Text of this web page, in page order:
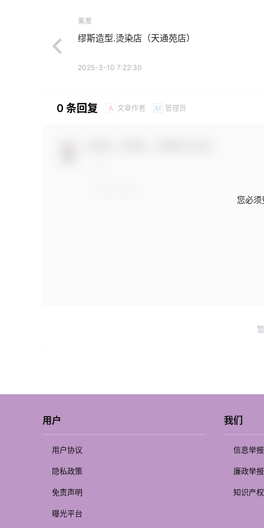
美发
缪斯造型.烫染店（天通苑店）
2025-3-10 7:22:30
0 条回复 A 文章作者 M 管理员
您必须
用户
用户协议
隐私政策
免责声明
曝光平台
我们
信息举报
廉政举报
知识产